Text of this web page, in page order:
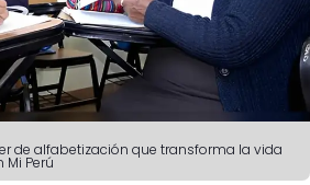
de alfabetización que transforma la vida
Perú